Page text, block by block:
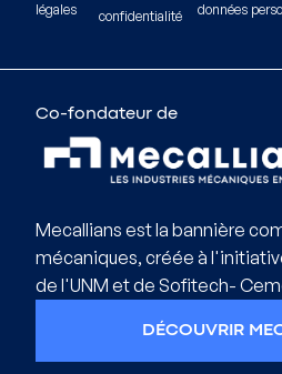
légales
confidentialité
données
Co-fondateur de
Mecallians est la bannière
mécaniques, créée à
de l'UNM et de Sofitech-
DÉCOUVRIR